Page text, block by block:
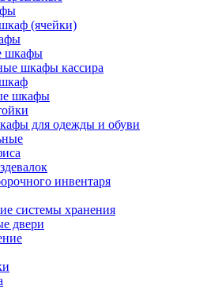
(ячейки)
шкафы
шкафы кассира
шкафы
для одежды и обуви
инвентаря
системы хранения
двери